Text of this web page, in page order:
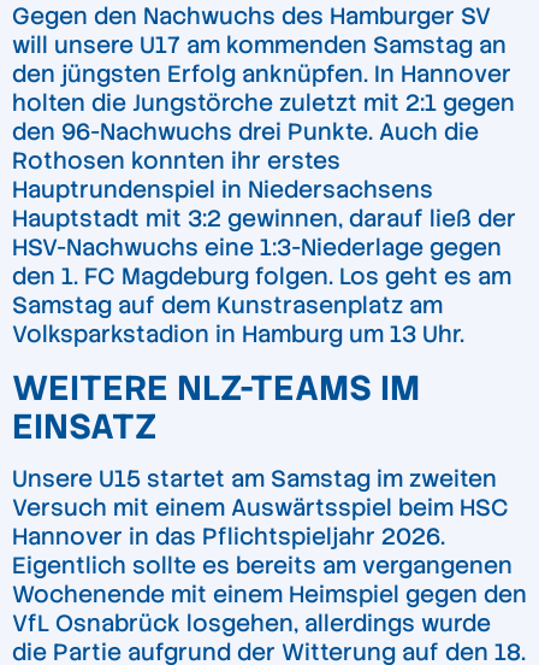
Gegen den Nachwuchs des Hamburger SV
will unsere U17 am kommenden Samstag an
den jüngsten Erfolg anknüpfen. In Hannover
holten die Jungstörche zuletzt mit 2:1 gegen
den 96-Nachwuchs drei Punkte. Auch die
Rothosen konnten ihr erstes
Hauptrundenspiel in Niedersachsens
Hauptstadt mit 3:2 gewinnen, darauf ließ der
HSV-Nachwuchs eine 1:3-Niederlage gegen
den 1. FC Magdeburg folgen. Los geht es am
Samstag auf dem Kunstrasenplatz am
Volksparkstadion in Hamburg um 13 Uhr.
WEITERE NLZ-TEAMS IM
EINSATZ
Unsere U15 startet am Samstag im zweiten
Versuch mit einem Auswärtsspiel beim HSC
Hannover in das Pflichtspieljahr 2026.
Eigentlich sollte es bereits am vergangenen
Wochenende mit einem Heimspiel gegen den
VfL Osnabrück losgehen, allerdings wurde
die Partie aufgrund der Witterung auf den 18.